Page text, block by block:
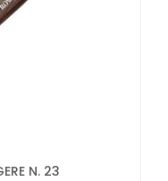
N. 23